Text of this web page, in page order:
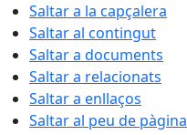
Saltar a la capçalera
Saltar al contingut
Saltar a documents
Saltar a relacionats
Saltar a enllaços
Saltar al peu de pàgina